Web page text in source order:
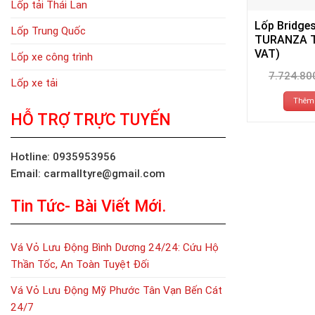
Lốp tải Thái Lan
Lốp Trung Quốc
Lốp xe công trình
Lốp xe tải
HỖ TRỢ TRỰC TUYẾN
Hotline: 0935953956
Email: carmalltyre@gmail.com
Tin Tức- Bài Viết Mới.
Vá Vỏ Lưu Động Bình Dương 24/24: Cứu Hộ
Thần Tốc, An Toàn Tuyệt Đối
Vá Vỏ Lưu Động Mỹ Phước Tân Vạn Bến Cát
24/7
Lốp
TURANZA
VAT)